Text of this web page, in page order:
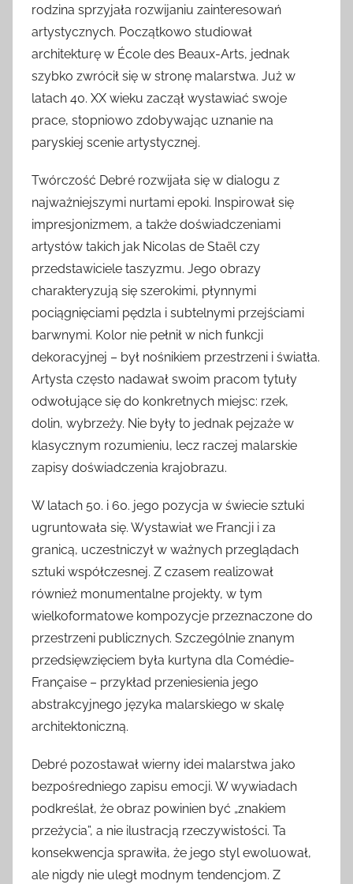
rodzina sprzyjała rozwijaniu zainteresowań
artystycznych. Początkowo studiował
architekturę w École des Beaux-Arts, jednak
szybko zwrócił się w stronę malarstwa. Już w
latach 40. XX wieku zaczął wystawiać swoje
prace, stopniowo zdobywając uznanie na
paryskiej scenie artystycznej.
Twórczość Debré rozwijała się w dialogu z
najważniejszymi nurtami epoki. Inspirował się
impresjonizmem, a także doświadczeniami
artystów takich jak Nicolas de Staël czy
przedstawiciele taszyzmu. Jego obrazy
charakteryzują się szerokimi, płynnymi
pociągnięciami pędzla i subtelnymi przejściami
barwnymi. Kolor nie pełnił w nich funkcji
dekoracyjnej – był nośnikiem przestrzeni i światła.
Artysta często nadawał swoim pracom tytuły
odwołujące się do konkretnych miejsc: rzek,
dolin, wybrzeży. Nie były to jednak pejzaże w
klasycznym rozumieniu, lecz raczej malarskie
zapisy doświadczenia krajobrazu.
W latach 50. i 60. jego pozycja w świecie sztuki
ugruntowała się. Wystawiał we Francji i za
granicą, uczestniczył w ważnych przeglądach
sztuki współczesnej. Z czasem realizował
również monumentalne projekty, w tym
wielkoformatowe kompozycje przeznaczone do
przestrzeni publicznych. Szczególnie znanym
przedsięwzięciem była kurtyna dla Comédie-
Française – przykład przeniesienia jego
abstrakcyjnego języka malarskiego w skalę
architektoniczną.
Debré pozostawał wierny idei malarstwa jako
bezpośredniego zapisu emocji. W wywiadach
podkreślał, że obraz powinien być „znakiem
przeżycia”, a nie ilustracją rzeczywistości. Ta
konsekwencja sprawiła, że jego styl ewoluował,
ale nigdy nie uległ modnym tendencjom. Z